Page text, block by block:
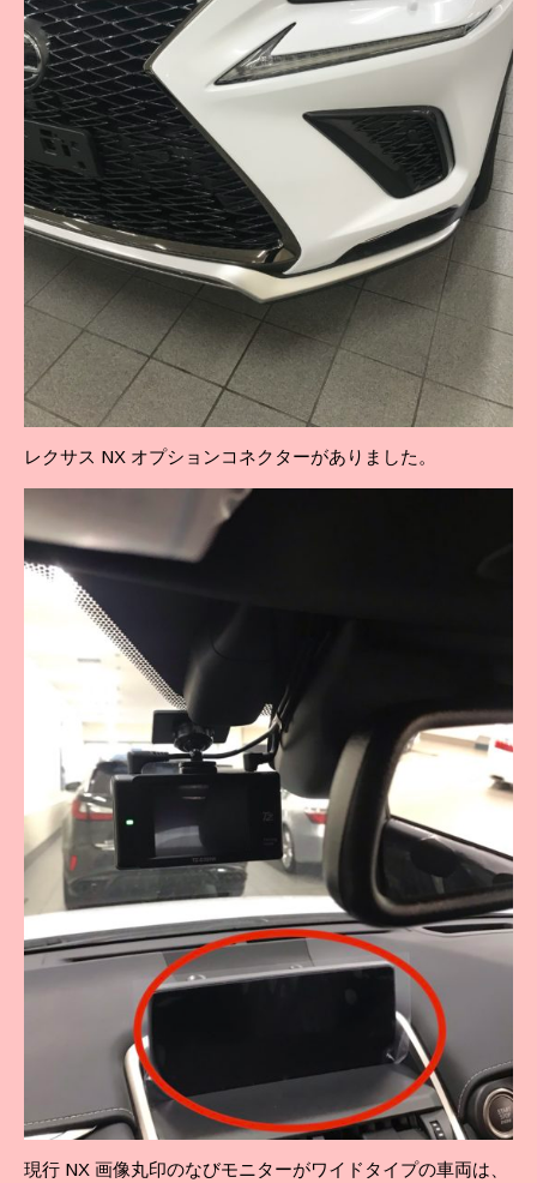
レクサス NX オプションコネクターがありました。
現行 NX 画像丸印のなびモニターがワイドタイプの車両は、